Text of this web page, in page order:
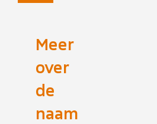
Meer
over
de
naam